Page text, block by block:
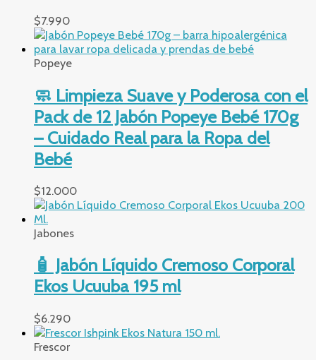
$7.990
Popeye
🧼 Limpieza Suave y Poderosa con el
Pack de 12 Jabón Popeye Bebé 170g
– Cuidado Real para la Ropa del
Bebé
$12.000
Jabones
🧴 Jabón Líquido Cremoso Corporal
Ekos Ucuuba 195 ml
$6.290
Frescor